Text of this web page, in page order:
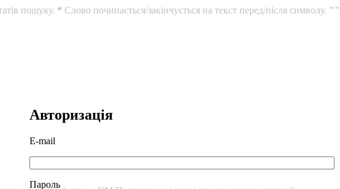
пошуку. * Слово починається/закінчується на текст перед/після символу. ""
Авторизація
E-mail
Пароль